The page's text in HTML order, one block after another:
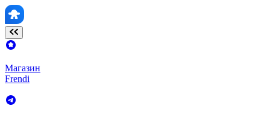
Магазин
Frendi